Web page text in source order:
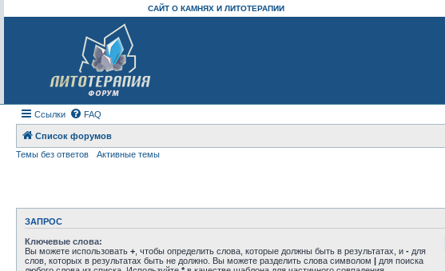
САЙТ О КАМНЯХ И ЛИТОТЕРАПИИ
Ссылки FAQ
Список форумов
Темы без ответов
Активные темы
ЗАПРОС
Ключевые слова:
Вы можете использовать + , чтобы определить слова, которые должны быть в результатах, и - для
слов, которых в результатах быть не должно. Вы можете разделить слова символом | для поиска